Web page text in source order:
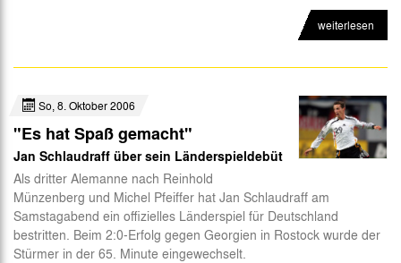
weiterlesen
So, 8. Oktober 2006
"Es hat Spaß gemacht"
Jan Schlaudraff über sein Länderspieldebüt
Als dritter Alemanne nach Reinhold
Münzenberg und Michel Pfeiffer hat Jan Schlaudraff am
Samstagabend ein offizielles Länderspiel für Deutschland
bestritten. Beim 2:0-Erfolg gegen Georgien in Rostock wurde der
Stürmer in der 65. Minute eingewechselt.